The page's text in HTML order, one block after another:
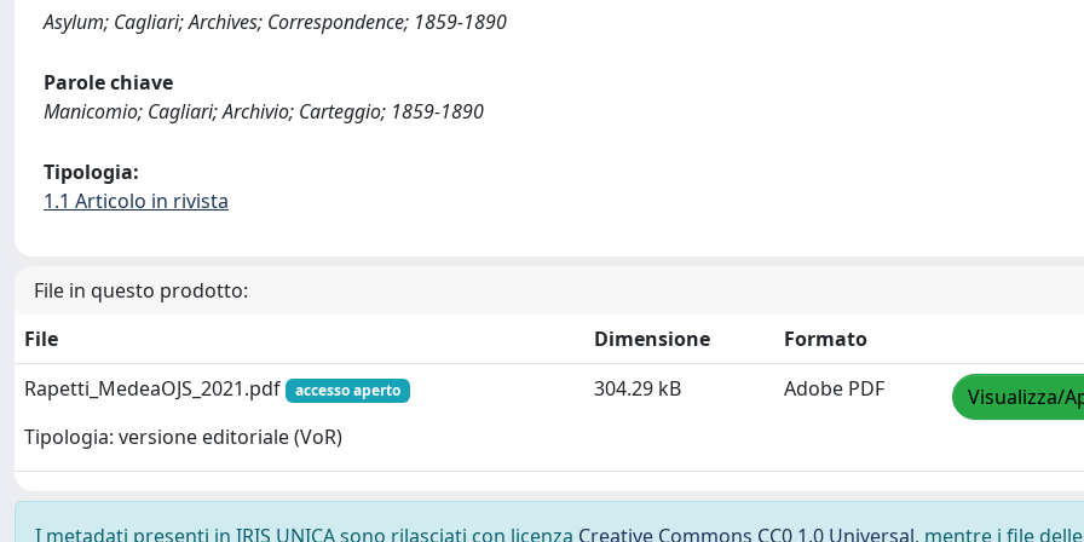
Asylum; Cagliari; Archives; Correspondence; 1859-1890
Parole chiave
Manicomio; Cagliari; Archivio; Carteggio; 1859-1890
Tipologia:
1.1 Articolo in rivista
File in questo prodotto:
File
Dimensione
Formato
Rapetti_MedeaOJS_2021.pdf
accesso aperto
Tipologia: versione editoriale (VoR)
304.29 kB Adobe PDF Visualizza/
I metadati presenti in IRIS UNICA sono rilasciati con licenza Creative Commons CC0 1.0 Universal, mentre i file delle